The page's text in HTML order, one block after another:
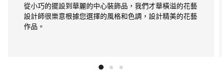
從小巧的擺設到華麗的中心裝飾品，我們才華橫溢的花藝
設計師很樂意根據您選擇的風格和色調，設計精美的花藝
作品。